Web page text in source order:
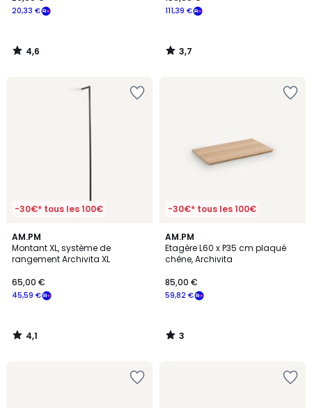
20,33 €
4,6
/
111,39 €
3,7
/
-30€* tous les 100€
AM.PM
Montant XL, système de
rangement Archivita XL
45,59 €
65,00 €
4,1
/ 5
4,1
/
-30€* tous les 100€
AM.PM
Etagère L60 x P35 cm plaqué
chêne, Archivita
59,82 €
85,00 €
3
/
5
3
/